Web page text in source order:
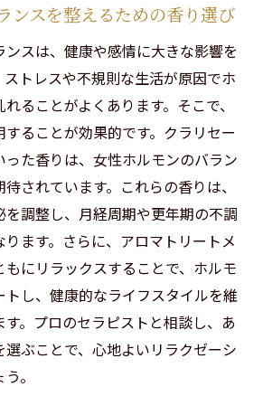
ンスを整えるための香り選び
スは、健康や感情に大きな影響を
トレスや不規則な生活が原因でホ
ることがよくあります。そこで、
ることが効果的です。クラリセー
た香りは、女性ホルモンのバラン
されています。これらの香りは、
調整し、月経周期や更年期の不調
ます。さらに、アロマトリートメ
もにリラックスすることで、ホルモ
トし、健康的なライフスタイルを維
。プロのセラピストと相談し、あ
ぶことで、心地よいリラクゼーシ
。